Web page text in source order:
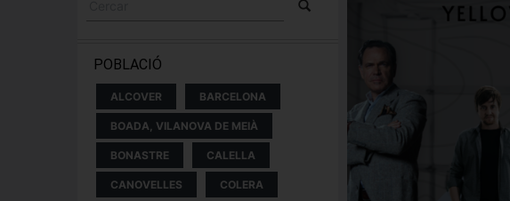
POBLACIÓ
ALCOVER BARCELONA
BOADA, VILANOVA DE MEIÀ
BONASTRE CALELLA
CANOVELLES COLERA